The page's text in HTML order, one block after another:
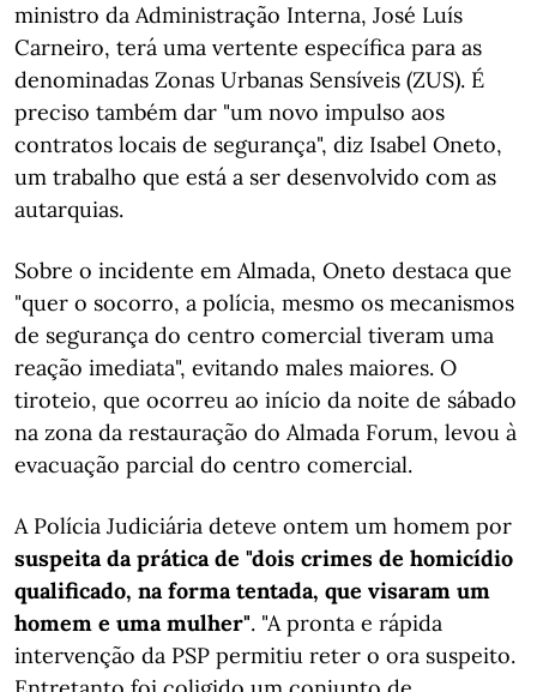
ministro da Administração Interna, José Luís
Carneiro, terá uma vertente específica para as
denominadas Zonas Urbanas Sensíveis (ZUS). É
preciso também dar "um novo impulso aos
contratos locais de segurança", diz Isabel Oneto,
um trabalho que está a ser desenvolvido com as
autarquias.
Sobre o incidente em Almada, Oneto destaca que
"quer o socorro, a polícia, mesmo os mecanismos
de segurança do centro comercial tiveram uma
reação imediata", evitando males maiores. O
tiroteio, que ocorreu ao início da noite de sábado
na zona da restauração do Almada Forum, levou à
evacuação parcial do centro comercial.
A Polícia Judiciária deteve ontem um homem por
suspeita da prática de "dois crimes de homicídio
qualificado, na forma tentada, que visaram um
homem e uma mulher". "A pronta e rápida
intervenção da PSP permitiu reter o ora suspeito.